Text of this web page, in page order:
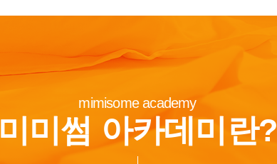
mimisome academy
미미썸 아카데미란?